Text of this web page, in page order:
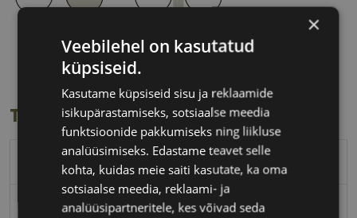
56 mm
Klaasi laius
(mm)
16 mm
Ninavahe laius
Toote info
FERRAGAMO
56-16
×
Veebilehel on kasutatud
küpsiseid.
Kasutame küpsiseid sisu ja reklaamide
isikupärastamiseks, sotsiaalse meedia
funktsioonide pakkumiseks ning liikluse
analüüsimiseks. Edastame teavet selle
kohta, kuidas meie saiti kasutate, ka oma
sotsiaalse meedia, reklaami- ja
analüüsipartneritele, kes võivad seda